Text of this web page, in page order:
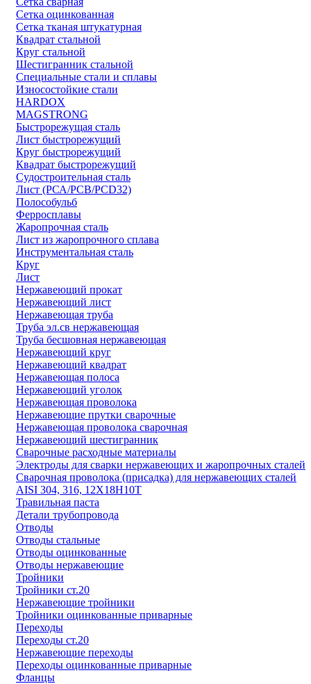
Сетка оцинкованная
Сетка тканая штукатурная
Квадрат стальной
Круг стальной
Шестигранник стальной
Специальные стали и сплавы
Износостойкие стали
HARDOX
MAGSTRONG
Быстрорежущая сталь
Лист быстрорежущий
Круг быстрорежущий
Квадрат быстрорежущий
Судостроительная сталь
Лист (РСА/РСВ/РСD32)
Полособульб
Ферросплавы
Жаропрочная сталь
Лист из жаропрочного сплава
Инструментальная сталь
Круг
Лист
Нержавеющий прокат
Нержавеющий лист
Нержавеющая труба
Труба эл.св нержавеющая
Труба бесшовная нержавеющая
Нержавеющий круг
Нержавеющий квадрат
Нержавеющая полоса
Нержавеющий уголок
Нержавеющая проволока
Нержавеющие прутки сварочные
Нержавеющая проволока сварочная
Нержавеющий шестигранник
Сварочные расходные материалы
Электроды для сварки нержавеющих и жаропрочных сталей
Сварочная проволока (присадка) для нержавеющих сталей
AISI 304, 316, 12Х18Н10Т
Травильная паста
Детали трубопровода
Отводы
Отводы стальные
Отводы оцинкованные
Отводы нержавеющие
Тройники
Тройники ст.20
Нержавеющие тройники
Тройники оцинкованные приварные
Переходы
Переходы ст.20
Нержавеющие переходы
Переходы оцинкованные приварные
Фланцы